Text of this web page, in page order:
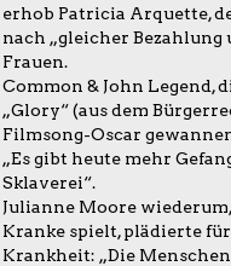
erhob Patricia Arquette,
nach „gleicher
Frauen.
Common & John Legend,
„Glory“ (aus dem
Filmsong-Oscar
„Es gibt heute mehr
Sklaverei“.
Julianne Moore
Kranke spielt, plädierte
Krankheit: „Die